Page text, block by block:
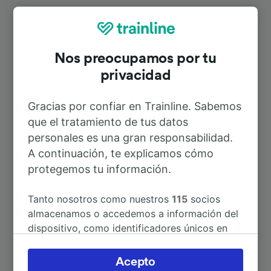
Rutas más populares desde Weimar
A Halle (Saale) Hbf
A Arnstadt Süd 50min
A Bad Salzungen 1h 54min
A Budapest 10h 11min
Nos preocupamos por tu
privacidad
Gracias por confiar en Trainline. Sabemos
que el tratamiento de tus datos
personales es una gran responsabilidad.
A continuación, te explicamos cómo
protegemos tu información.
Tanto nosotros como nuestros115 socios
almacenamos o accedemos a información del
dispositivo, como identificadores únicos en
Puedes aceptar o administrar tus preferencias
Acepto